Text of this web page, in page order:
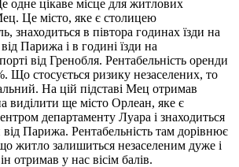
одне цікаве місце для житлових
Це місто, яке є столицею
знаходиться в півтора годинах їзди на
Парижа і в годині їзди на
від Гренобля. Рентабельність оренди
Що стосується ризику незаселених, то
На цій підставі Мец отримав
виділити ще місто Орлеан, яке є
департаменту Луара і знаходиться
від Парижа. Рентабельність там дорівнює
житло залишиться незаселеним дуже і
отримав у нас вісім балів.